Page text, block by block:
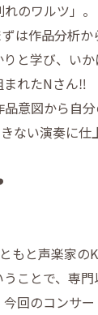
のワルツ」。
は作品分析
と学び、い
れたNさん‼️
意図から自
ない演奏に仕
もと声楽家の
ことで、専
回のコンサ